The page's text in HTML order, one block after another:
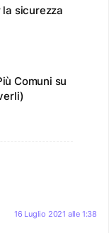
sicurezza
Comuni su
16 Luglio 2021 alle 1:38